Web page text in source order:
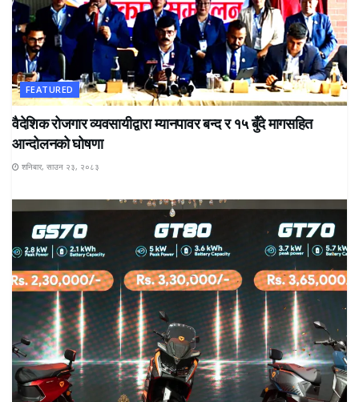
FEATURED
वैदेशिक रोजगार व्यवसायीद्वारा म्यानपावर बन्द र १५ बुँदे मागसहित
आन्दोलनको घोषणा
शनिबार, साउन २३, २०८३